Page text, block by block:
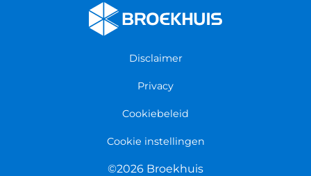
Algemene voorwaarden
Disclaimer
Privacy
Cookiebeleid
Cookie instellingen
©2026 Broekhuis